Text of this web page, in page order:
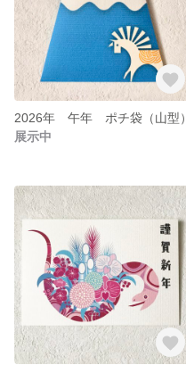
2026年 午年 ポチ袋（山型）
展示中